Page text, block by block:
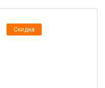
Скидка